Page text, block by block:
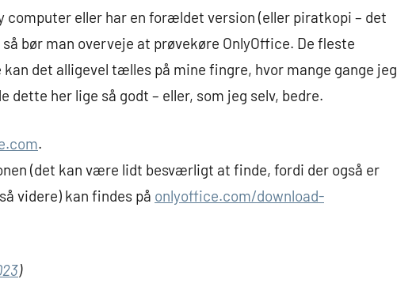
computer eller har en forældet version (eller piratkopi – det
bør man overveje at prøvekøre OnlyOffice. De fleste
det alligevel tælles på mine fingre, hvor mange gange jeg
dette her lige så godt – eller, som jeg selv, bedre.
.
(det kan være lidt besværligt at finde, fordi der også er
videre) kan findes på onlyoffice.com/download-
)